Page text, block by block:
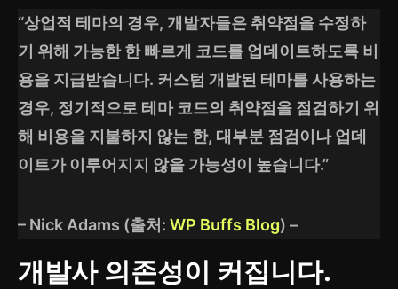
“상업적 테마의 경우, 개발자들은 취약점을 수정하
기 위해 가능한 한 빠르게 코드를 업데이트하도록 비
용을 지급받습니다. 커스텀 개발된 테마를 사용하는
경우, 정기적으로 테마 코드의 취약점을 점검하기 위
해 비용을 지불하지 않는 한, 대부분 점검이나 업데
이트가 이루어지지 않을 가능성이 높습니다.”
– Nick Adams (출처: WP Buffs Blog) –
개발사 의존성이 커집니다.